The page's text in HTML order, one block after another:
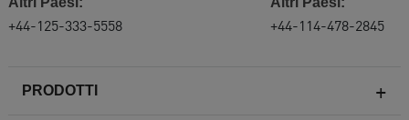
PRODOTTI
+44-125-333-5558 +44-114-478-2845